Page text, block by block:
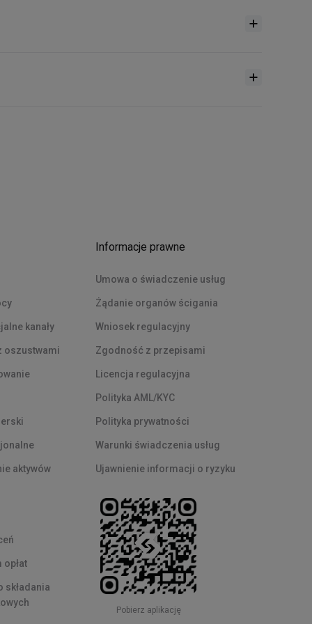
kanały
oszustwami
aktywów
składania
Informacje prawne
Umowa o świadczenie usług
Żądanie organów ścigania
Wniosek regulacyjny
Zgodność z przepisami
Licencja regulacyjna
Polityka AML/KYC
Polityka prywatności
Warunki świadczenia usług
Ujawnienie informacji o ryzyku
Pobierz aplikację